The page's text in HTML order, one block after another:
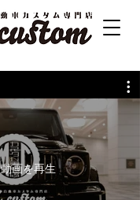
動画を再生